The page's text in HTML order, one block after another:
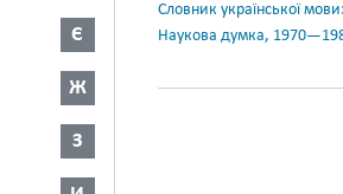
Є
Ж
З
Словник української
Наукова думка,